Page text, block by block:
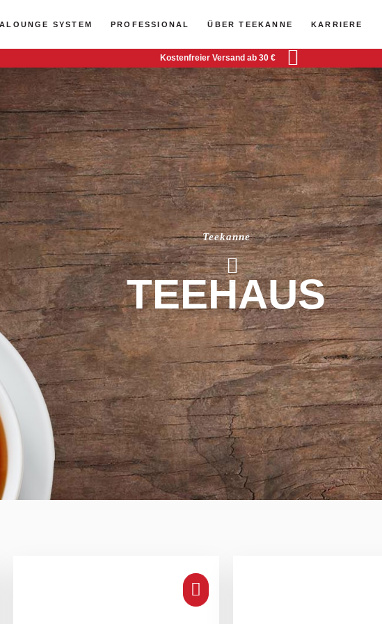
SYSTEM PROFESSIONAL ÜBER TEEKANNE KARRIERE
Kostenfreier Versand ab 30 €
Teekanne
TEEHAUS
9 Kräuter zur Wunschliste
TEEHAUS